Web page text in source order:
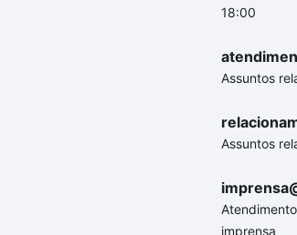
18:00
Assuntos
Assuntos
imprensa